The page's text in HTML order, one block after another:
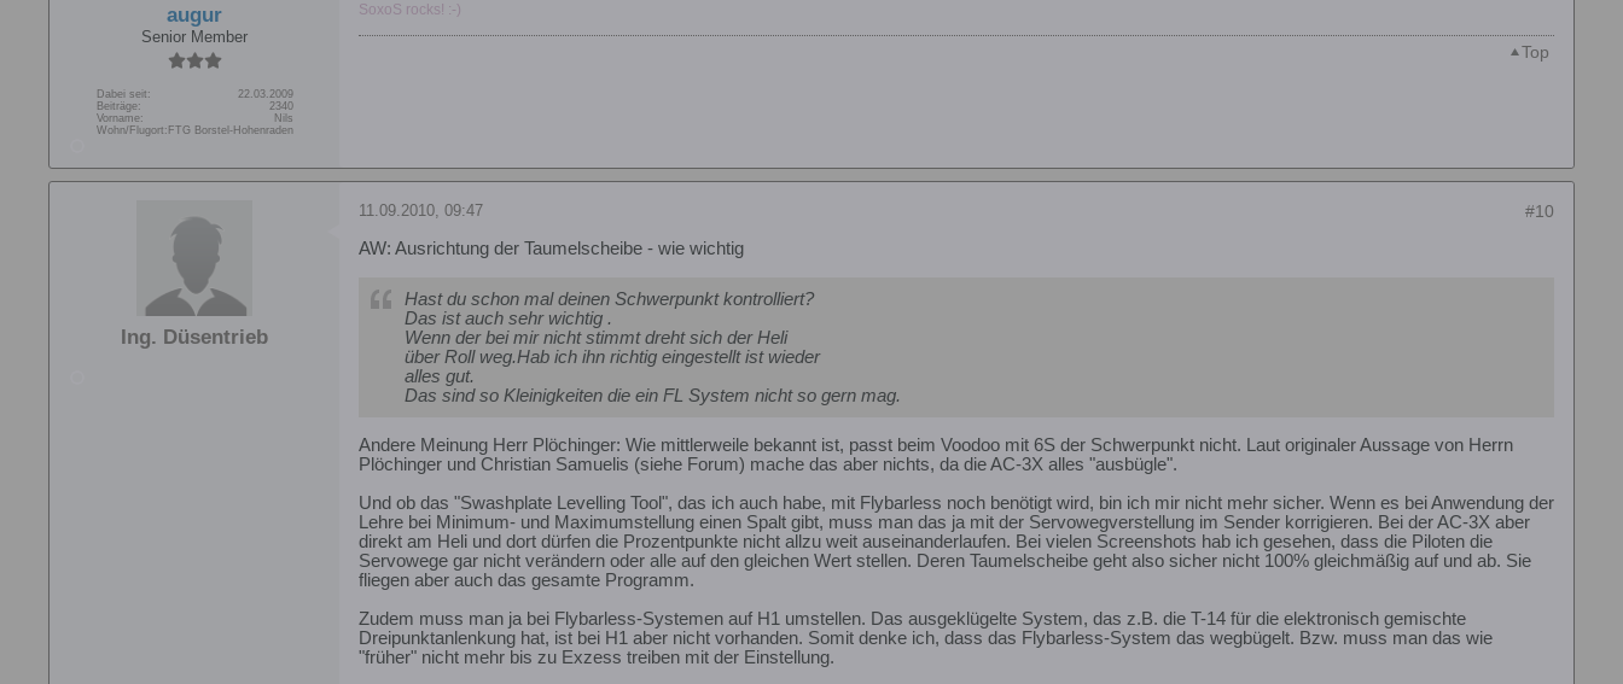
augur
Senior Member
Dabei seit:
22.03.2009
Beiträge:
2340
Vorname:
Nils
Wohn/Flugort: FTG Borstel-Hohenraden
SoxoS rocks! :-)
Top
Ing. Düsentrieb
#10
11.09.2010, 09:47
AW: Ausrichtung der Taumelscheibe - wie wichtig
Hast du schon mal deinen Schwerpunkt kontrolliert?
Das ist auch sehr wichtig .
Wenn der bei mir nicht stimmt dreht sich der Heli
über Roll weg.Hab ich ihn richtig eingestellt ist wieder
alles gut.
Das sind so Kleinigkeiten die ein FL System nicht so gern mag.
Andere Meinung Herr Plöchinger: Wie mittlerweile bekannt ist, passt beim Voodoo mit 6S der Schwerpunkt nicht. Laut originaler Aussage von Herrn
Plöchinger und Christian Samuelis (siehe Forum) mache das aber nichts, da die AC-3X alles "ausbügle".
Und ob das "Swashplate Levelling Tool", das ich auch habe, mit Flybarless noch benötigt wird, bin ich mir nicht mehr sicher. Wenn es bei Anwendung der
Lehre bei Minimum- und Maximumstellung einen Spalt gibt, muss man das ja mit der Servowegverstellung im Sender korrigieren. Bei der AC-3X aber
direkt am Heli und dort dürfen die Prozentpunkte nicht allzu weit auseinanderlaufen. Bei vielen Screenshots hab ich gesehen, dass die Piloten die
Servowege gar nicht verändern oder alle auf den gleichen Wert stellen. Deren Taumelscheibe geht also sicher nicht 100% gleichmäßig auf und ab. Sie
fliegen aber auch das gesamte Programm.
Zudem muss man ja bei Flybarless-Systemen auf H1 umstellen. Das ausgeklügelte System, das z.B. die T-14 für die elektronisch gemischte
Dreipunktanlenkung hat, ist bei H1 aber nicht vorhanden. Somit denke ich, dass das Flybarless-System das wegbügelt. Bzw. muss man das wie
"früher" nicht mehr bis zu Exzess treiben mit der Einstellung.